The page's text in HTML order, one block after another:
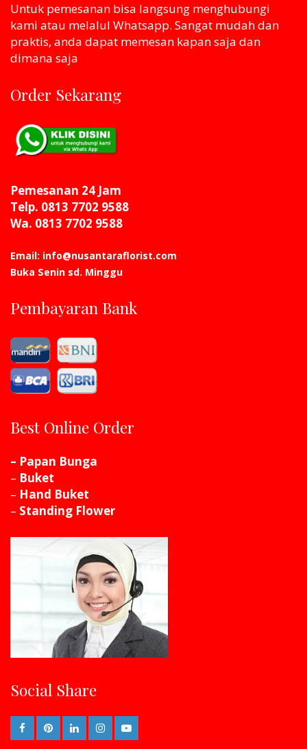
Untuk pemesanan bisa langsung menghubungi
kami atau melaluI Whatsapp. Sangat mudah dan
praktis, anda dapat memesan kapan saja dan
dimana saja
Order Sekarang
Pemesanan 24 Jam
Telp. 0813 7702 9588
Wa. 0813 7702 9588
Email: info@nusantaraflorist.com
Buka Senin sd. Minggu
Pembayaran Bank
Best Online Order
– Papan Bunga
– Buket
– Hand Buket
– Standing Flower
Social Share